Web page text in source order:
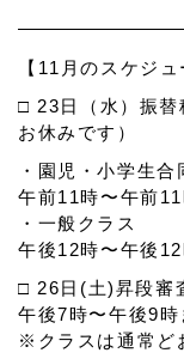
【11月のスケジュ
□ 23日（水）振
お休みです）
・園児・小学生合
午前11時〜午前
・一般クラス
午後12時〜午後
□ 26日(土)昇段審
午後7時〜午後9時
※クラスは通常ど